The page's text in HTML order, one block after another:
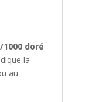
doré
la
au